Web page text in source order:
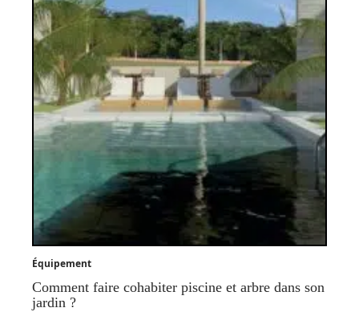
Équipement
Comment faire cohabiter piscine et arbre dans son
jardin ?